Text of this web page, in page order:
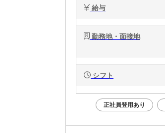
給与
勤務地・面接地
シフト
正社員登用あり